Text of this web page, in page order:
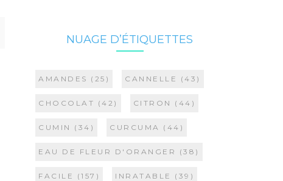
NUAGE D’ÉTIQUETTES
AMANDES (25) CANNELLE (43)
CHOCOLAT (42) CITRON (44)
CUMIN (34) CURCUMA (44)
EAU DE FLEUR D'ORANGER (38)
FACILE (157) INRATABLE (39)